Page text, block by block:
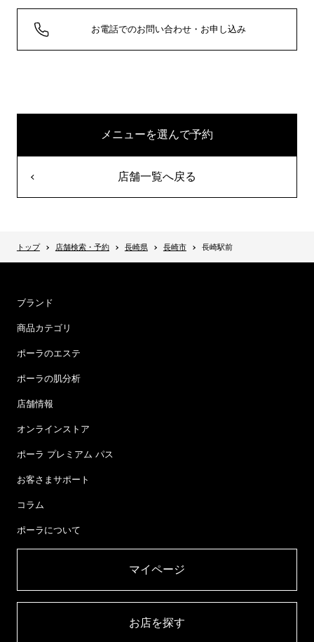
お電話でのお問い合わせ・お申し込み
メニューを選んで予約
店舗一覧へ戻る
トップ 店舗検索・予約 長崎県 長崎市 長崎駅前
ブランド
商品カテゴリ
ポーラのエステ
ポーラの肌分析
店舗情報
オンラインストア
ポーラ プレミアム パス
お客さまサポート
コラム
ポーラについて
マイページ​
お店を探す​